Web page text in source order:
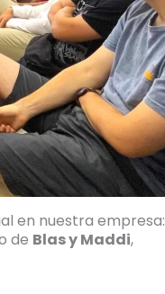
en nuestra empresa:
de Blas y Maddi,